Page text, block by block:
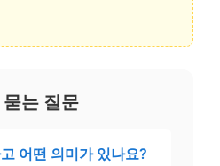
는 질문
어떤 의미가 있나요?